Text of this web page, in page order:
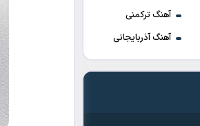
آهنگ ترکمنی
آهنگ آذربایجانی